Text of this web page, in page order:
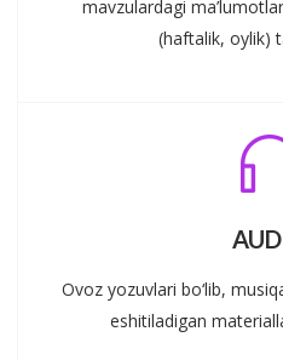
mavzulardagi
(haftalik, oylik)
Ovoz yozuvlari bo‘lib,
eshitiladigan